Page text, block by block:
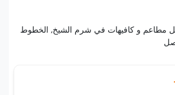
مطاعم و كافيهات في شرم الشيخ, الخطوط